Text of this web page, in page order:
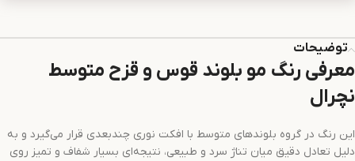
توضیحات
معرفی رنگ مو بلوند قوس و قزح متوسط
نچرال
این رنگ در گروه بلوندهای متوسط با افکت نوری چندبعدی قرار می‌گیرد و به
دلیل تعادل دقیق میان تناژ سرد و طبیعی، نتیجه‌ای بسیار شفاف و تمیز روی